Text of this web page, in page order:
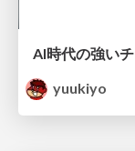
AI時代の強い
yuukiyo